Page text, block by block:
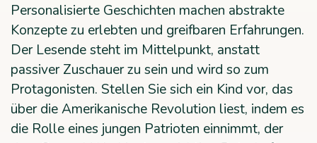
Personalisierte Geschichten machen abstrakte
Konzepte zu erlebten und greifbaren Erfahrungen.
Der Lesende steht im Mittelpunkt, anstatt
passiver Zuschauer zu sein und wird so zum
Protagonisten. Stellen Sie sich ein Kind vor, das
über die Amerikanische Revolution liest, indem es
die Rolle eines jungen Patrioten einnimmt, der